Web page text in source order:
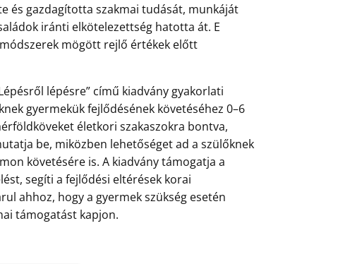
és gazdagította szakmai tudását, munkáját
iránti elkötelezettség hatotta át. E
mögött rejlő értékek előtt
lépésre” című kiadvány gyakorlati
gyermekük fejlődésének követéséhez 0–6
életkori szakaszokra bontva,
be, miközben lehetőséget ad a szülőknek
követésére is. A kiadvány támogatja a
segíti a fejlődési eltérések korai
ahhoz, hogy a gyermek szükség esetén
támogatást kapjon.